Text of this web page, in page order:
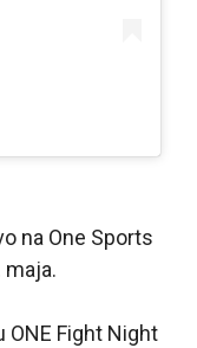
na One Sports
maja.
ONE Fight Night